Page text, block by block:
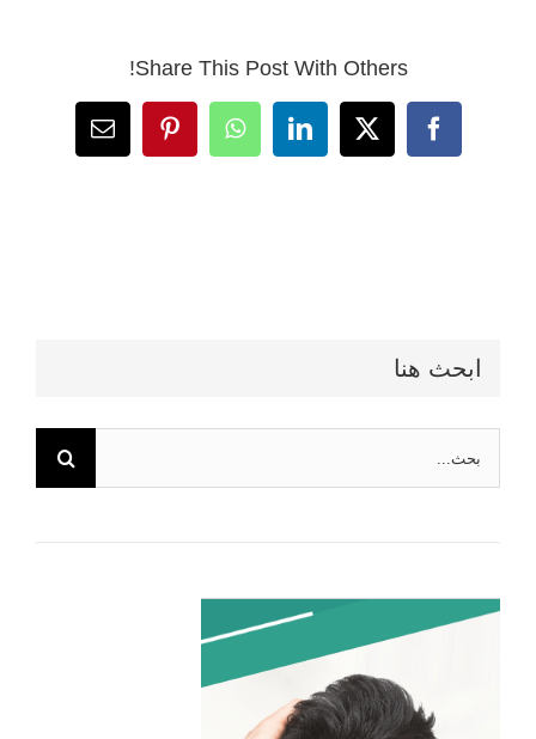
Share This Post With Others!
Facebook
X
LinkedIn
WhatsApp
Pinterest
Email
ابحث هنا
عن: